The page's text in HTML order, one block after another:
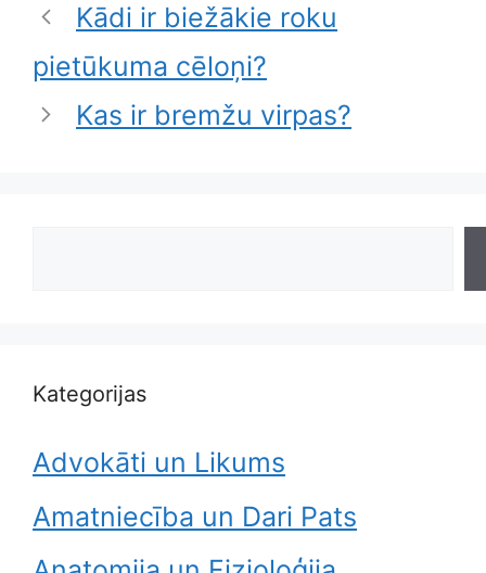
Kādi ir biežākie roku
pietūkuma cēloņi?
Kas ir bremžu virpas?
Kategorijas
Advokāti un Likums
Amatniecība un Dari Pats